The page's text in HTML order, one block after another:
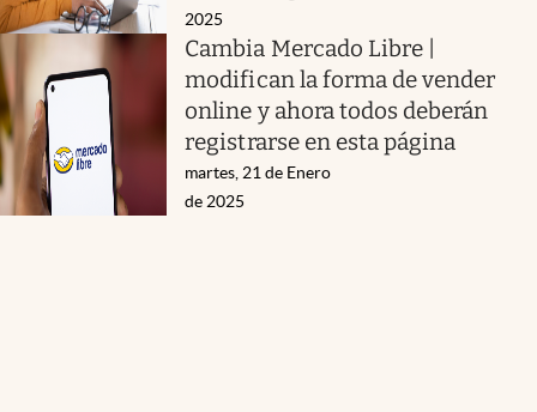
2025
Cambia Mercado Libre |
modifican la forma de vender
online y ahora todos deberán
registrarse en esta página
martes, 21 de Enero
de 2025